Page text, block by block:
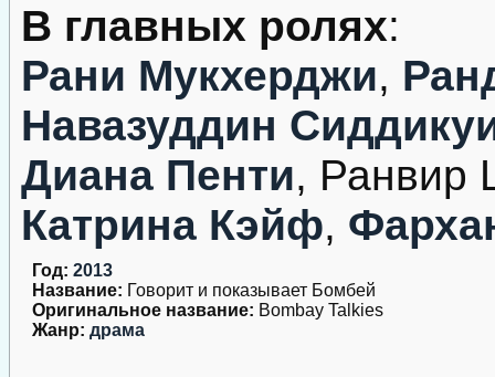
В главных ролях:
Рани Мукхерджи,
Навазуддин
Диана Пенти,
Катрина Кэйф,
Год: 2013
Название: Говорит и показывает Бомбей
Оригинальное название: Bombay Talkies
Жанр: драма